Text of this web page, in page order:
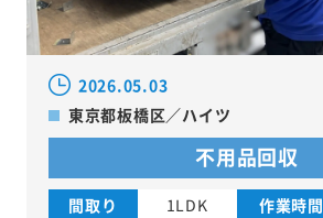
2026.05.03
東京都板橋区／ハイツ
不用品回収
間取り 1LDK 作業時間